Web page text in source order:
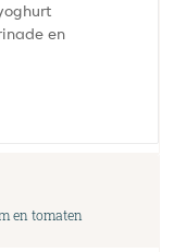
en
en tomaten